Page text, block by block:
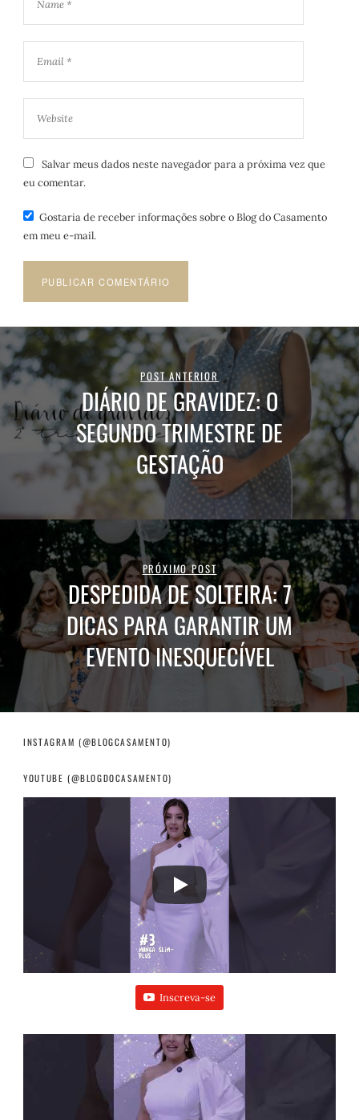
Salvar meus dados neste navegador para a próxima vez que
eu comentar.
Gostaria de receber informações sobre o Blog do Casamento
em meu e-mail.
POST ANTERIOR
DIÁRIO DE GRAVIDEZ: O
SEGUNDO TRIMESTRE DE
GESTAÇÃO
PRÓXIMO POST
DESPEDIDA DE SOLTEIRA: 7
DICAS PARA GARANTIR UM
EVENTO INESQUECÍVEL
INSTAGRAM (@BLOGCASAMENTO)
YOUTUBE (@BLOGDOCASAMENTO)
Inscreva-se